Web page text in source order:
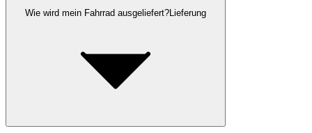
Wie wird mein Fahrrad ausgeliefert?Lieferung